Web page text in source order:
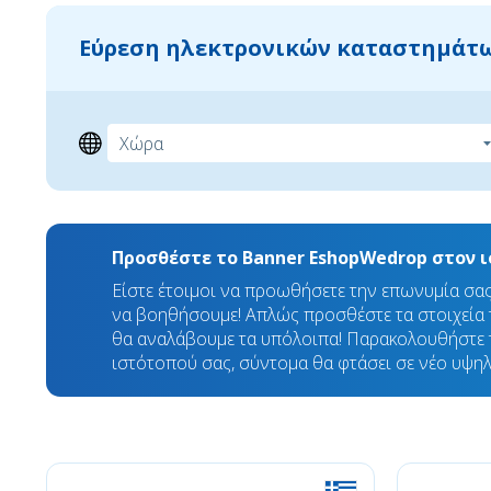
Εύρεση ηλεκτρονικών
Προσθέστε το Banner EshopWedrop στον
Είστε έτοιμοι να προωθήσετε την επωνυμία
να βοηθήσουμε! Απλώς προσθέστε τα στοιχεία
θα αναλάβουμε τα υπόλοιπα! Παρακολουθήστε
ιστότοπού σας, σύντομα θα φτάσει σε νέο